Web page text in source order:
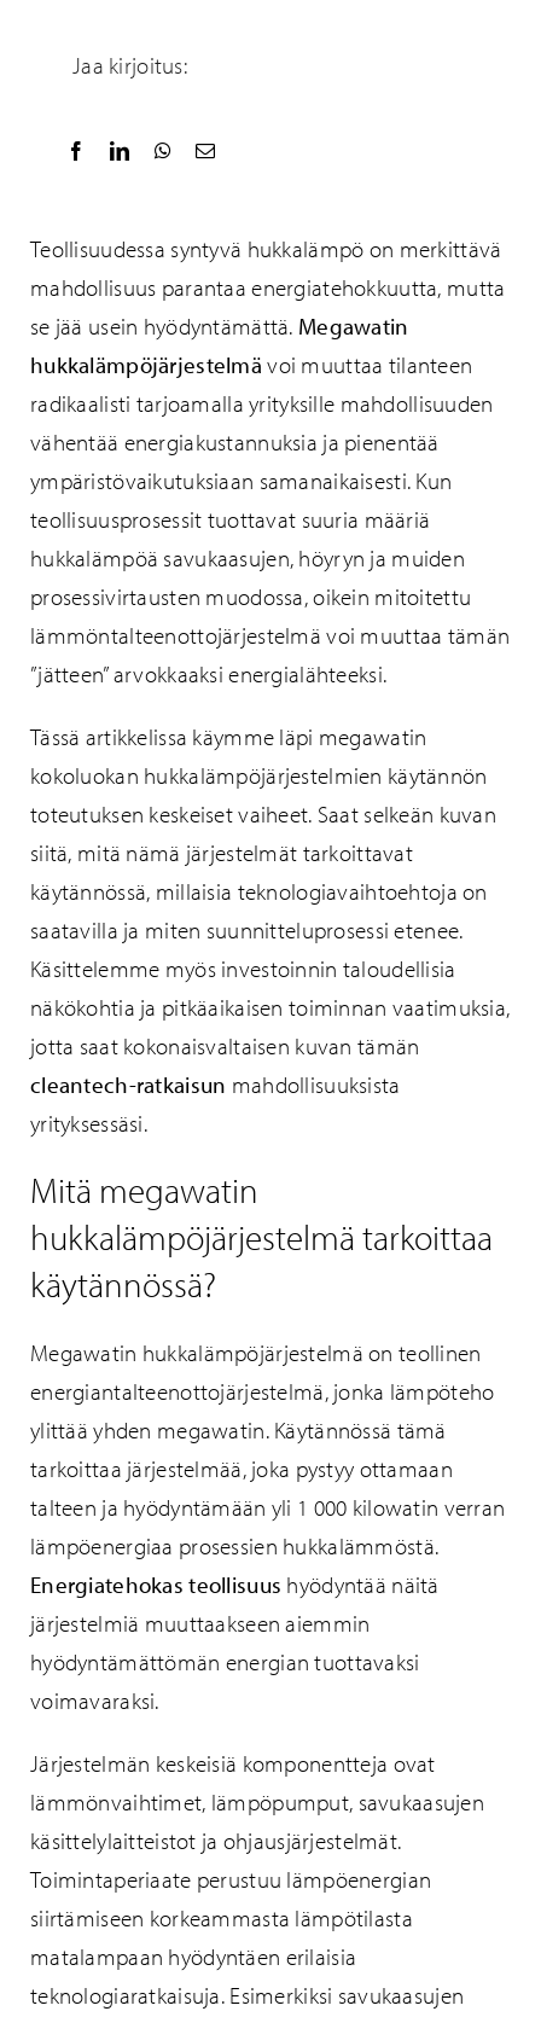
Jaa kirjoitus:
Teollisuudessa syntyvä hukkalämpö on merkittävä
mahdollisuus parantaa energiatehokkuutta, mutta
se jää usein hyödyntämättä. Megawatin
hukkalämpöjärjestelmä voi muuttaa tilanteen
radikaalisti tarjoamalla yrityksille mahdollisuuden
vähentää energiakustannuksia ja pienentää
ympäristövaikutuksiaan samanaikaisesti. Kun
teollisuusprosessit tuottavat suuria määriä
hukkalämpöä savukaasujen, höyryn ja muiden
prosessivirtausten muodossa, oikein mitoitettu
lämmöntalteenottojärjestelmä voi muuttaa tämän
”jätteen” arvokkaaksi energialähteeksi.
Tässä artikkelissa käymme läpi megawatin
kokoluokan hukkalämpöjärjestelmien käytännön
toteutuksen keskeiset vaiheet. Saat selkeän kuvan
siitä, mitä nämä järjestelmät tarkoittavat
käytännössä, millaisia teknologiavaihtoehtoja on
saatavilla ja miten suunnitteluprosessi etenee.
Käsittelemme myös investoinnin taloudellisia
näkökohtia ja pitkäaikaisen toiminnan vaatimuksia,
jotta saat kokonaisvaltaisen kuvan tämän
cleantech-ratkaisun mahdollisuuksista
yrityksessäsi.
Mitä megawatin
hukkalämpöjärjestelmä tarkoittaa
käytännössä?
Megawatin hukkalämpöjärjestelmä on teollinen
energiantalteenottojärjestelmä, jonka lämpöteho
ylittää yhden megawatin. Käytännössä tämä
tarkoittaa järjestelmää, joka pystyy ottamaan
talteen ja hyödyntämään yli 1 000 kilowatin verran
lämpöenergiaa prosessien hukkalämmöstä.
Energiatehokas teollisuus hyödyntää näitä
järjestelmiä muuttaakseen aiemmin
hyödyntämättömän energian tuottavaksi
voimavaraksi.
Järjestelmän keskeisiä komponentteja ovat
lämmönvaihtimet, lämpöpumput, savukaasujen
käsittelylaitteistot ja ohjausjärjestelmät.
Toimintaperiaate perustuu lämpöenergian
siirtämiseen korkeammasta lämpötilasta
matalampaan hyödyntäen erilaisia
teknologiaratkaisuja. Esimerkiksi savukaasujen